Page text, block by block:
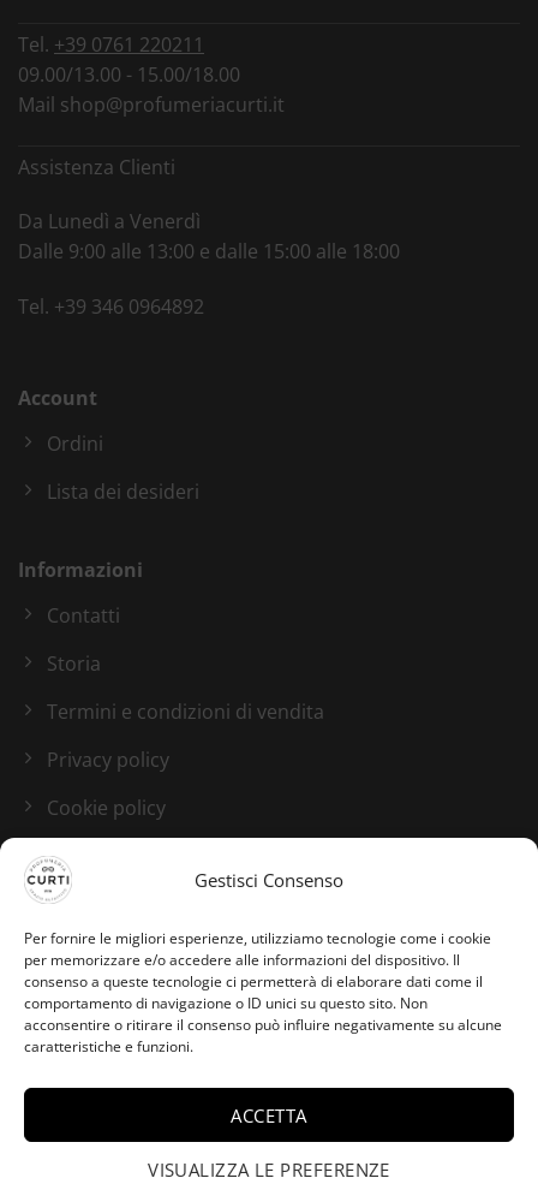
Gestisci Consenso
Per fornire le migliori esperienze, utilizziamo tecnologie come i cookie
per memorizzare e/o accedere alle informazioni del dispositivo. Il
consenso a queste tecnologie ci permetterà di elaborare dati come il
comportamento di navigazione o ID unici su questo sito. Non
acconsentire o ritirare il consenso può influire negativamente su alcune
caratteristiche e funzioni.
ACCETTA
VISUALIZZA LE PREFERENZE
Tel. +39 0761 220211
09.00/13.00 - 15.00/18.00
Mail shop@profumeriacurti.it
Assistenza Clienti
Da Lunedì a Venerdì
Dalle 9:00 alle 13:00 e dalle 15:00 alle 18:00
Tel. +39 346 0964892
Account
Ordini
Lista dei desideri
Informazioni
Contatti
Storia
Termini e condizioni di vendita
Privacy policy
Cookie policy
Blog
I nostri canali social